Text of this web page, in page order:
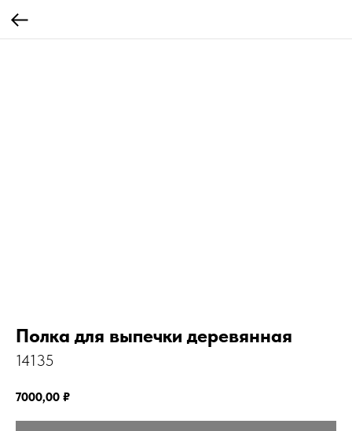
Полка для выпечки деревянная
14135
7000,00 ₽